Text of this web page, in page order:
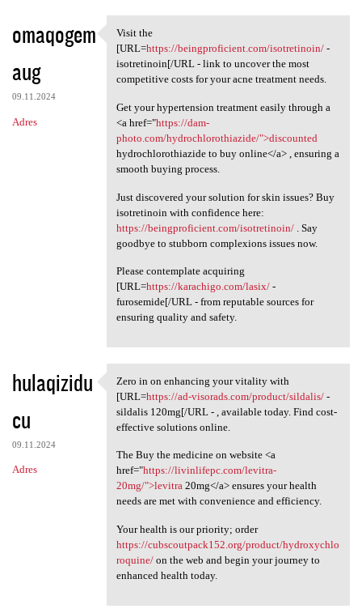
omaqogem
aug
09.11.2024
Adres
Visit the [URL=https:/
Visit the
[URL=https://beingproficient.com/isotretinoin/-
isotretinoin[/URL - link to uncover the most
competitive costs for your acne treatment needs.
Get your hypertension treatment easily through a
<a href="https://dam-
photo.com/hydrochlorothiazide/">discounted
hydrochlorothiazide to buy online</a> , ensuring a
smooth buying process.
Just discovered your solution for skin issues? Buy
isotretinoin with confidence here:
https://beingproficient.com/isotretinoin/. Say
goodbye to stubborn complexions issues now.
Please contemplate acquiring
[URL=https://karachigo.com/lasix/-
furosemide[/URL - from reputable sources for
ensuring quality and safety.
hulaqizidu
cu
09.11.2024
Adres
Zero in on enhancing your
Zero in on enhancing your vitality with
[URL=https://ad-visorads.com/product/sildalis/-
sildalis 120mg[/URL - , available today. Find cost-
effective solutions online.
The Buy the medicine on website <a
href="https://livinlifepc.com/levitra-
20mg/">levitra20mg</a> ensures your health
needs are met with convenience and efficiency.
Your health is our priority; order
https://cubscoutpack152.org/product/hydroxychlo
roquine/on the web and begin your journey to
enhanced health today.